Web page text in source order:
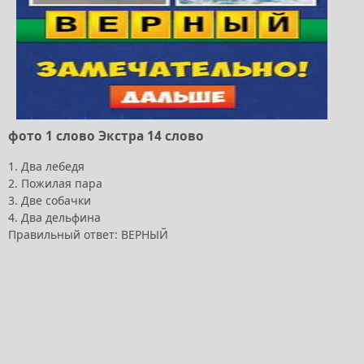
фото 1 слово Экстра 14 слово
1. Два лебедя
2. Пожилая пара
3. Две собачки
4. Два дельфина
Правильный ответ: ВЕРНЫЙ